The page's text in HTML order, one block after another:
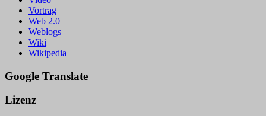
Vortrag
Web 2.0
Weblogs
Wiki
Wikipedia
Google Translate
Lizenz